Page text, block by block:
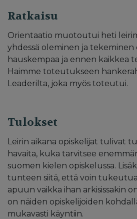
Ratkaisu
Orientaatio muotoutui heti
yhdessä oleminen ja tekeminen
hauskempaa ja ennen kaikkea
Haimme toteutukseen
Leaderilta, joka myös toteutui.
Tulokset
Leirin aikana opiskelijat tulivat
havaita, kuka tarvitsee
suomen kielen opiskelussa.
tunteen siitä, että voin
apuun vaikka ihan arkisissakin
on näiden opiskelijoiden
mukavasti käyntiin.